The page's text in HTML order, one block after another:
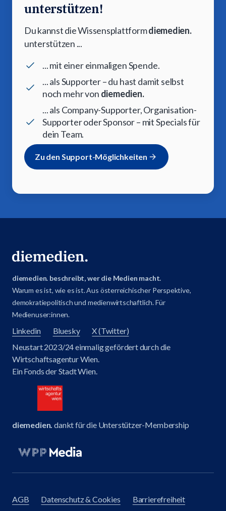
unterstützen!
Du kannst die Wissensplattformdiemedien.
unterstützen ...
... mit einer einmaligen Spende.
... als Supporter – du hast damit selbst
noch mehr von diemedien.
... als Company-Supporter, Organisation-
Supporter oder Sponsor – mit Specials für
dein Team.
Zu den Support-Möglichkeiten
diemedien. beschreibt, wer die Medien macht.
Warum es ist, wie es ist. Aus österreichischer Perspektive,
demokratiepolitisch und medienwirtschaftlich. Für
Medienuser:innen.
Linkedin Bluesky
X (Twitter)
Neustart 2023/24 einmalig gefördert durch die
Wirtschaftsagentur Wien.
Ein Fonds der Stadt Wien.
diemedien. dankt für die Unterstützer-Membership
AGB Datenschutz & Cookies Barrierefreiheit